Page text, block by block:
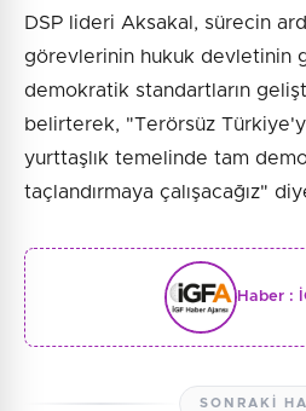
DSP lideri Aksakal, sürecin
görevlerinin hukuk devletinin
demokratik standartların
belirterek, "Terörsüz Türkiye'yi
yurttaşlık temelinde tam
taçlandırmaya çalışacağız"
Haber :
SONRAKI